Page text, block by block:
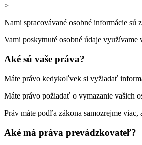
>
Nami spracovávané osobné informácie sú
Vami poskytnuté osobné údaje
Aké sú vaše práva?
Máte právo kedykoľvek si vyžiadať
Máte právo požiadať o vymazanie vašich
Práv máte podľa zákona samozrejme
Aké má práva prevádzkovateľ?